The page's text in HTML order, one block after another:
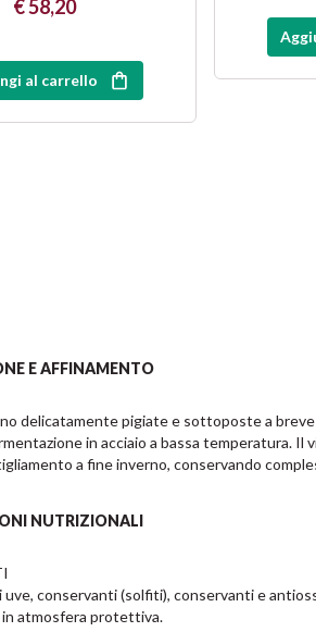
€ 58,20
al carrello
E AFFINAMENTO
delicatamente pigiate e sottoposte a breve
in acciaio a bassa temperatura. Il
a fine inverno, conservando
NUTRIZIONALI
uve, conservanti (solfiti), conservanti e
atmosfera protettiva.